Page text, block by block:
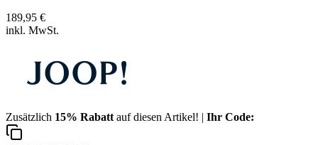
189,95 €
inkl. MwSt.
Zusätzlich 15% Rabatt auf diesen Artikel! | Ihr Code: